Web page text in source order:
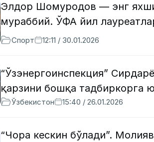
Элдор Шомуродов — энг
мураббий. ЎФА йил
Спорт 12:11 / 30.01.2026
“Ўзэнергоинспекция”
қарзини бошқа тадбиркорга
Ўзбекистон 15:40 / 26.01.2026
“Чора кескин бўлади”.